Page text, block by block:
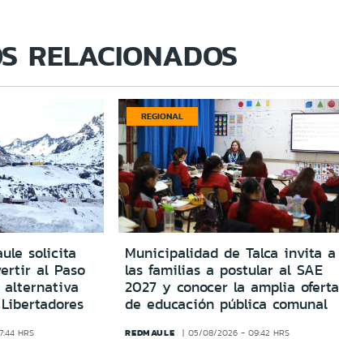
RELACIONADOS
solicita
al Paso
alternativa
HRS
REGIONAL
Municipalidad de Talca invita a
las familias a postular al SAE
2027 y conocer la amplia oferta
de educación pública comunal
REDMAULE 05/08/2026 - 09:42 HRS